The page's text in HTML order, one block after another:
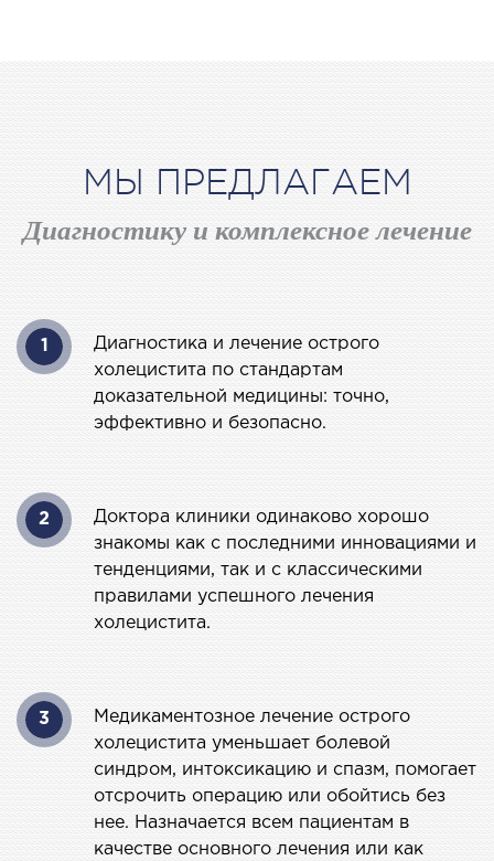
операции под контролем
хирургия в клинике
стационар
транспортировка в Киеве и
(Перевозка больных)
помощь в Киеве
сосудов
(ЭКГ)
диагностика
МЫ ПРЕДЛАГАЕМ
Диагностику и комплексное лечение
1
Диагностика и лечение острого
холецистита по стандартам
доказательной медицины: точно,
эффективно и безопасно.
2
Доктора клиники одинаково хорошо
знакомы как с последними инновациями и
тенденциями, так и с классическими
правилами успешного лечения
холецистита.
3
Медикаментозное лечение острого
холецистита уменьшает болевой
синдром, интоксикацию и спазм, помогает
отсрочить операцию или обойтись без
нее. Назначается всем пациентам в
качестве основного лечения или как